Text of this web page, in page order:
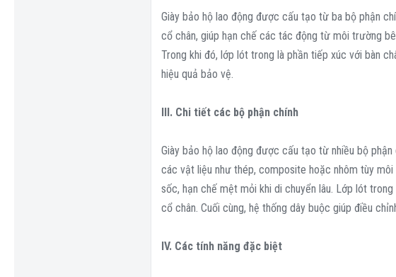
Giày bảo hộ lao động được cấu tạo từ ba bộ phận
cổ chân, giúp hạn chế các tác động từ môi trường
Trong khi đó, lớp lót trong là phần tiếp xúc với bàn
hiệu quả bảo vệ.
III. Chi tiết các bộ phận chính
Giày bảo hộ lao động được cấu tạo từ nhiều bộ
các vật liệu như thép, composite hoặc nhôm tùy
sốc, hạn chế mệt mỏi khi di chuyển lâu. Lớp lót
cổ chân. Cuối cùng, hệ thống dây buộc giúp điều
IV. Các tính năng đặc biệt